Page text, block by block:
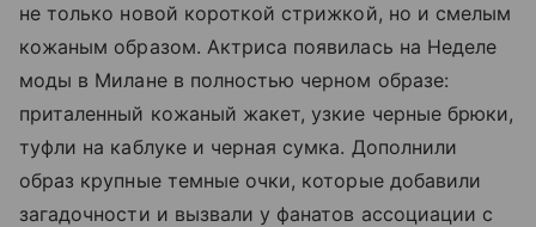
не только новой короткой стрижкой, но и смелым
кожаным образом. Актриса появилась на Неделе
моды в Милане в полностью черном образе:
приталенный кожаный жакет, узкие черные брюки,
туфли на каблуке и черная сумка. Дополнили
образ крупные темные очки, которые добавили
загадочности и вызвали у фанатов ассоциации с